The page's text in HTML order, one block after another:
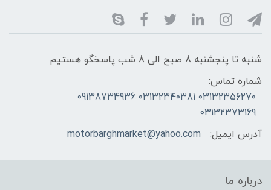
شنبه تا پنجشنبه 8 صبح الی 8 شب پاسخگو هستیم
شماره تماس:
۰۳۱۳۲۳۵۶۲۷۰ ۰۳۱۳۲۳۴۰۳۸۱ 09138734936
03132373169
آدرس ایمیل:
motorbarghmarket@yahoo.com
درباره ما